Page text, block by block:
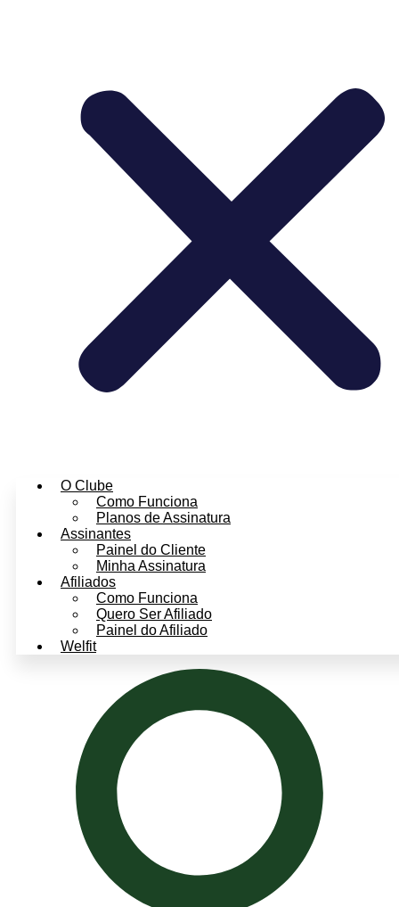
O Clube
Como Funciona
Planos de Assinatura
Assinantes
Painel do Cliente
Minha Assinatura
Afiliados
Como Funciona
Quero Ser Afiliado
Painel do Afiliado
Welfit